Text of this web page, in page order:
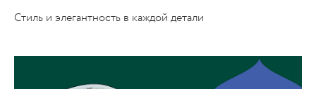
Стиль и элегантность в каждой детали